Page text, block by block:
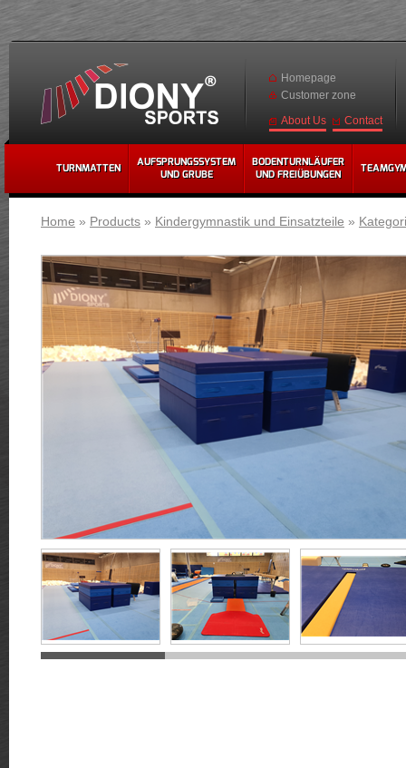
TURNMATTEN
AUFSPRUNGSSYSTEM
UND GRUBE
BODENTURNLÄUFER
UND FREIÜBUNGEN
Homepage
Customer zone
About Us Contact
Home » Products » Kindergymnastik und Einsatzteile »